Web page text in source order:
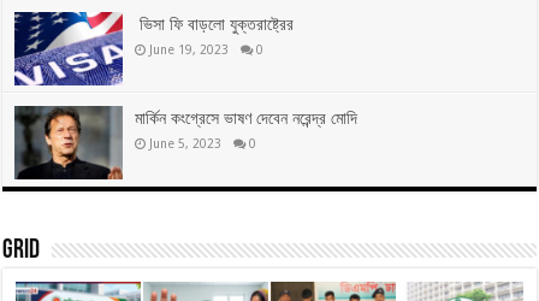
ভিসা ফি বাড়লো যুক্তরাষ্ট্রের
June 19, 2023 0
মার্কিন কংগ্রেসে ভাষণ দেবেন নরেন্দ্র মোদি
June 5, 2023 0
Grid